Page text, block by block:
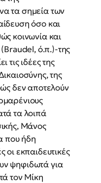
τα σημεία των
όσο και
κοινωνία και
(Braudel, ό.π.)-της
τις ιδέες της
της
δεν αποτελούν
τα λοιπά
Μάνος
που ήδη
οι εκπαιδευτικές
ψηφιδωτά για
τον Μίκη